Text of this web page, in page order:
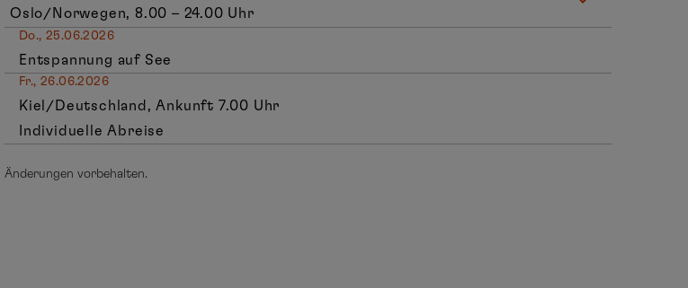
Oslo/Norwegen, 8.00 – 24.00 Uhr
Do., 25.06.2026
Entspannung auf See
Fr., 26.06.2026
Kiel/Deutschland, Ankunft 7.00 Uhr
Individuelle Abreise
Änderungen vorbehalten.